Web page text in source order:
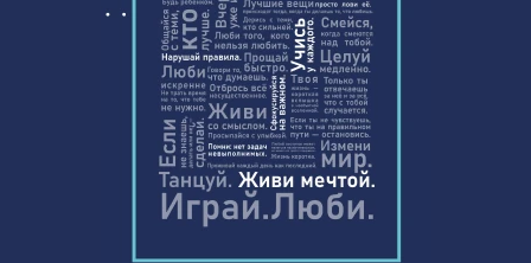
рамка 900х600мм, перфорация
ГОТИКА, венге